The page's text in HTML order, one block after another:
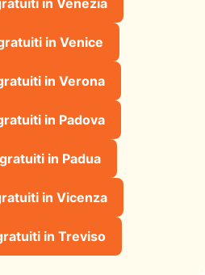
in Venice
in Verona
in Padova
in Padua
in Vicenza
in Treviso